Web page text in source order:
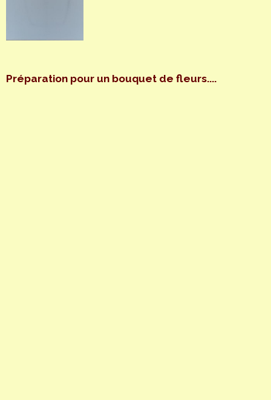
Préparation pour un bouquet de fleurs....